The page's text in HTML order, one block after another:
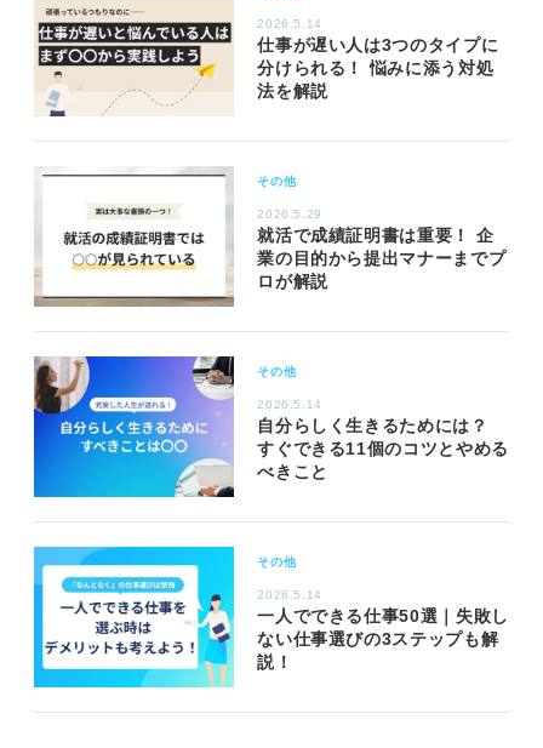
2026.5.14
仕事が遅い人は3つのタイプに
分けられる！ 悩みに添う対処
法を解説
その他
2026.5.29
就活で成績証明書は重要！ 企
業の目的から提出マナーまでプ
ロが解説
その他
2026.5.14
自分らしく生きるためには？
すぐできる11個のコツとやめる
べきこと
その他
2026.5.14
一人でできる仕事50選｜失敗し
ない仕事選びの3ステップも解
説！